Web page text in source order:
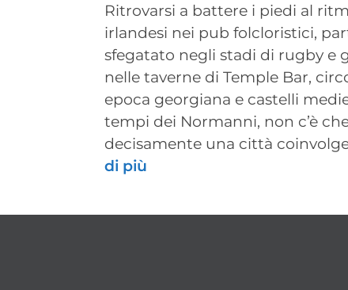
Ritrovarsi a battere i piedi al
irlandesi nei pub folcloristici,
sfegatato negli stadi di rugby e
nelle taverne di Temple Bar,
epoca georgiana e castelli
tempi dei Normanni, non c’è
decisamente una città
di più